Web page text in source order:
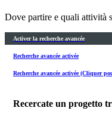
Dove partire e quali attività
Activer la recherche avancée
Recherche avancée activée
Recherche avancée activée (Cliquer
Recercate un progetto